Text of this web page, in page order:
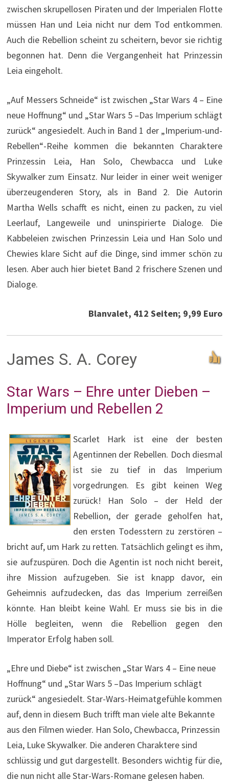
zwischen skrupellosen Piraten und der Imperialen Flotte
müssen Han und Leia nicht nur dem Tod entkommen.
Auch die Rebellion scheint zu scheitern, bevor sie richtig
begonnen hat. Denn die Vergangenheit hat Prinzessin
Leia eingeholt.
„Auf Messers Schneide“ ist zwischen „Star Wars 4 – Eine
neue Hoffnung“ und „Star Wars 5 –Das Imperium schlägt
zurück“ angesiedelt. Auch in Band 1 der „Imperium-und-
Rebellen“-Reihe kommen die bekannten Charaktere
Prinzessin Leia, Han Solo, Chewbacca und Luke
Skywalker zum Einsatz. Nur leider in einer weit weniger
überzeugenderen Story, als in Band 2. Die Autorin
Martha Wells schafft es nicht, einen zu packen, zu viel
Leerlauf, Langeweile und uninspirierte Dialoge. Die
Kabbeleien zwischen Prinzessin Leia und Han Solo und
Chewies klare Sicht auf die Dinge, sind immer schön zu
lesen. Aber auch hier bietet Band 2 frischere Szenen und
Dialoge.
Blanvalet, 412 Seiten; 9,99 Euro
James S. A. Corey
Star Wars – Ehre unter Dieben –
Imperium und Rebellen 2
Scarlet Hark ist eine der besten
Agentinnen der Rebellen. Doch diesmal
ist sie zu tief in das Imperium
vorgedrungen. Es gibt keinen Weg
zurück! Han Solo – der Held der
Rebellion, der gerade geholfen hat,
den ersten Todesstern zu zerstören –
bricht auf, um Hark zu retten. Tatsächlich gelingt es ihm,
sie aufzuspüren. Doch die Agentin ist noch nicht bereit,
ihre Mission aufzugeben. Sie ist knapp davor, ein
Geheimnis aufzudecken, das das Imperium zerreißen
könnte. Han bleibt keine Wahl. Er muss sie bis in die
Hölle begleiten, wenn die Rebellion gegen den
Imperator Erfolg haben soll.
„Ehre und Diebe“ ist zwischen „Star Wars 4 – Eine neue
Hoffnung“ und „Star Wars 5 –Das Imperium schlägt
zurück“ angesiedelt. Star-Wars-Heimatgefühle kommen
auf, denn in diesem Buch trifft man viele alte Bekannte
aus den Filmen wieder. Han Solo, Chewbacca, Prinzessin
Leia, Luke Skywalker. Die anderen Charaktere sind
schlüssig und gut dargestellt. Besonders wichtig für die,
die nun nicht alle Star-Wars-Romane gelesen haben.